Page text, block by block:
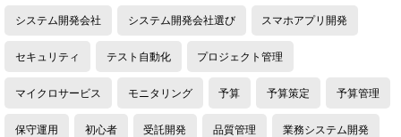
システム開発会社 システム開発会社選び スマホアプリ開発
セキュリティ テスト自動化 プロジェクト管理
マイクロサービス モニタリング 予算 予算策定 予算管理
保守運用 初心者 受託開発 品質管理 業務システム開発